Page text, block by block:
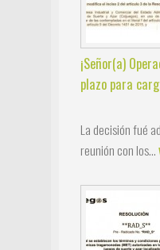
¡Señor(a)
plazo para
La decisión fué
reunión con los...